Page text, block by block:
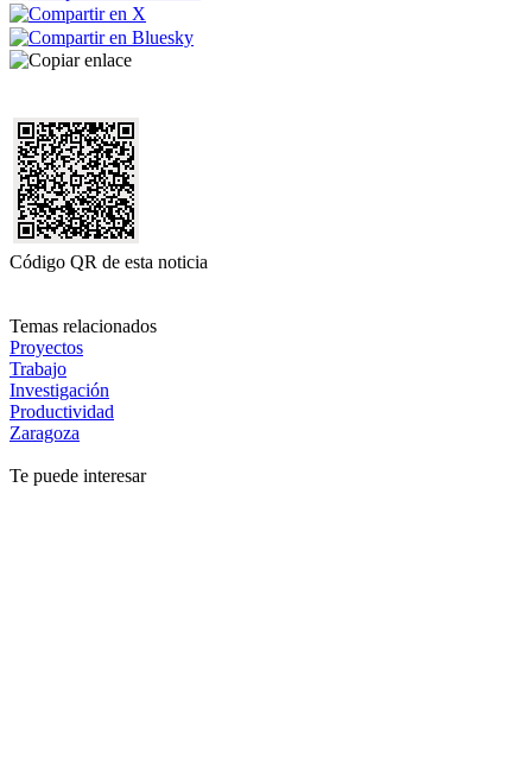
Código QR de esta noticia
Temas relacionados
Proyectos
Trabajo
Investigación
Productividad
Zaragoza
Te puede interesar